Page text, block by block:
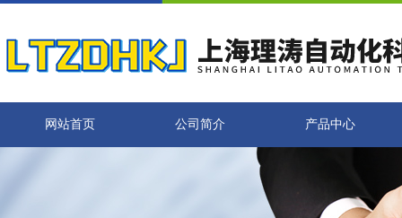
网站首页 公司简介 产品中心